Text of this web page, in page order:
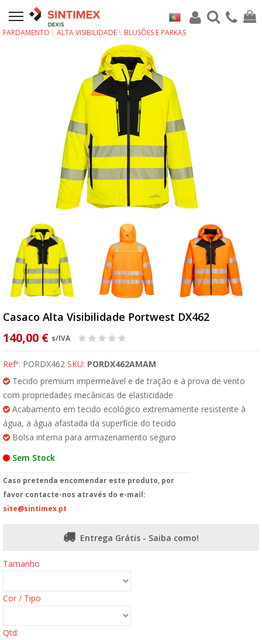
FARDAMENTO ALTA VISIBILIDADE BLUSÕES E PARKAS
Casaco Alta Visibilidade Portwest DX462
140,00 € s/IVA
Refª: PORDX462 SKU: PORDX462AMAM
Tecido premium impermeável e de tração e à prova de vento
com propriedades mecânicas de elasticidade
Acabamento em tecido ecológico extremamente resistente à
água, a água afastada da superfície do tecido
Bolsa interna para armazenamento seguro
Sem Stock
Caso pretenda encomendar este produto, por
favor contacte-nos através do e-mail:
site@sintimex.pt
Entrega Grátis - Saiba como!
Tamanho
Cor / Tipo
Qtd: